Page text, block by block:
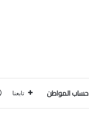
حساب المواطن تابعنا